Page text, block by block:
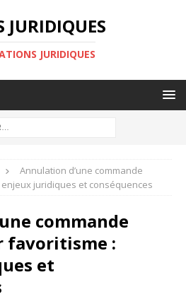
JURIDIQUES
JURIDIQUES
Annulation d’une commande
juridiques et conséquences
commande
favoritisme :
et